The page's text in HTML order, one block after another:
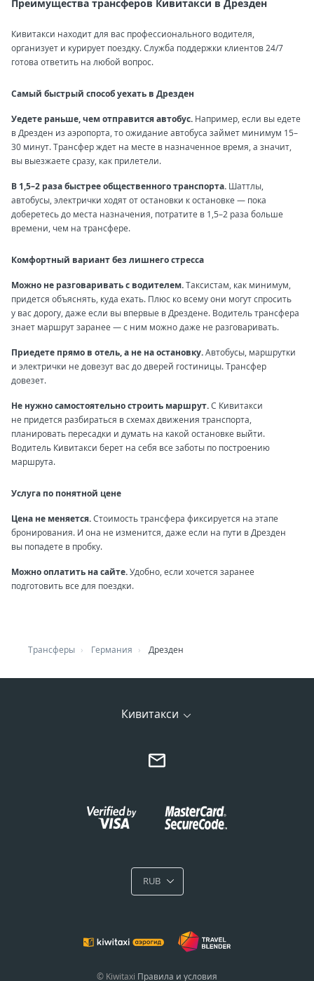
Преимущества трансферов Кивитакси в Дрезден
Кивитакси находит для вас профессионального водителя,
организует и курирует поездку. Служба поддержки клиентов 24/7
готова ответить на любой вопрос.
Самый быстрый способ уехать в Дрезден
Уедете раньше, чем отправится автобус. Например, если вы едете
в Дрезден из аэропорта, то ожидание автобуса займет минимум 15–
30 минут. Трансфер ждет на месте в назначенное время, а значит,
вы выезжаете сразу, как прилетели.
В 1,5–2 раза быстрее общественного транспорта. Шаттлы,
автобусы, электрички ходят от остановки к остановке — пока
доберетесь до места назначения, потратите в 1,5–2 раза больше
времени, чем на трансфере.
Комфортный вариант без лишнего стресса
Можно не разговаривать с водителем.Таксистам, как минимум,
придется объяснять, куда ехать. Плюс ко всему они могут спросить
у вас дорогу, даже если вы впервые в Дрездене. Водитель трансфера
знает маршрут заранее — с ним можно даже не разговаривать.
Приедете прямо в отель, а не на остановку.Автобусы, маршрутки
и электрички не довезут вас до дверей гостиницы. Трансфер
довезет.
Не нужно самостоятельно строить маршрут.С Кивитакси
не придется разбираться в схемах движения транспорта,
планировать пересадки и думать на какой остановке выйти.
Водитель Кивитакси берет на себя все заботы по построению
маршрута.
Услуга по понятной цене
Цена не меняется.Стоимость трансфера фиксируется на этапе
бронирования. И она не изменится, даже если на пути в Дрезден
вы попадете в пробку.
Можно оплатить на сайте.Удобно, если хочется заранее
подготовить все для поездки.
Трансферы Германия Дрезден
Кивитакси
RUB
© Kiwitaxi Правила и условия